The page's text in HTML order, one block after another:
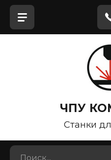
ЧПУ
Станки